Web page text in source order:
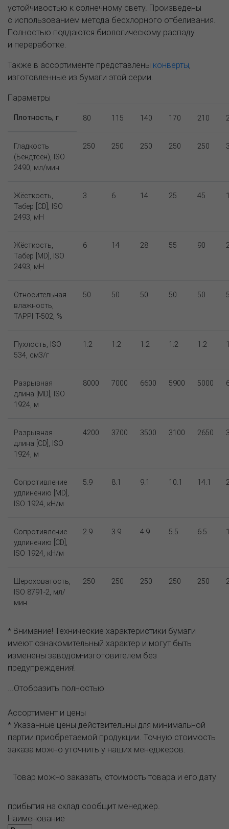
устойчивостью к солнечному свету. Произведены
с использованием метода бесхлорного отбеливания.
Полностью поддаются биологическому распаду
и переработке.
Также в ассортименте представлены конверты,
изготовленные из бумаги этой серии.
Параметры
Плотность, г 80 115 140 170 210
Гладкость
(Бендтсен), ISO
2490, мл/мин
250 250 250 250 250
Жёсткость,
Табер [CD], ISO
2493, мН
3 6 14 25 45
Жёсткость,
Табер [MD], ISO
2493, мН
6 14 28 55 90
Относительная
влажность,
TAPPI T-502, %
50 50 50 50 50
Пухлость, ISO
534, см3/г
1.2 1.2 1.2 1.2 1.2
Разрывная
длина [MD], ISO
1924, м
8000 7000 6600 5900 5000
Разрывная
длина [CD], ISO
1924, м
4200 3700 3500 3100 2650
Сопротивление
удлинению [MD],
ISO 1924, кН/м
5.9 8.1 9.1 10.1 14.1
Сопротивление
удлинению [CD],
ISO 1924, кН/м
2.9 3.9 4.9 5.5 6.5
Шероховатость,
ISO 8791-2, мл/
мин
250 250 250 250 250
* Внимание! Технические характеристики бумаги
имеют ознакомительный характер и могут быть
изменены заводом-изготовителем без
предупреждения!
...Отобразить полностью
Ассортимент и цены
* Указанные цены действительны для минимальной
партии приобретаемой продукции. Точную стоимость
заказа можно уточнить у наших менеджеров.
Товар можно заказать, стоимость товара и его дату
прибытия на склад сообщит менеджер.
Наименование